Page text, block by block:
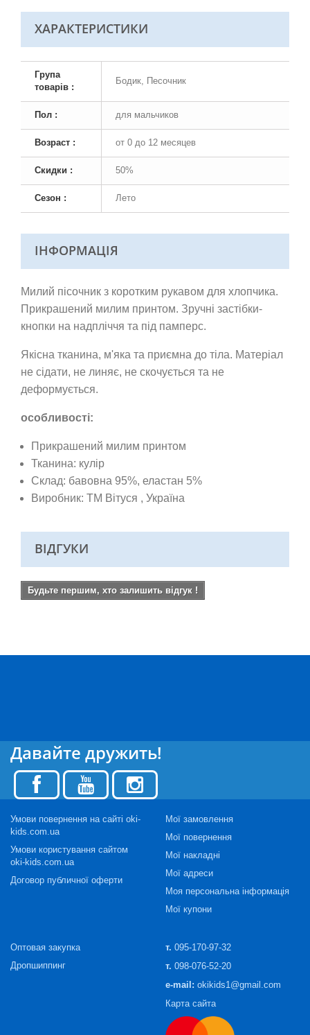
ХАРАКТЕРИСТИКИ
Група
товарів :
Бодик, Песочник
Пол : для мальчиков
Возраст : от 0 до 12 месяцев
Скидки : 50%
Сезон : Лето
ІНФОРМАЦІЯ
Милий пісочник з коротким рукавом для хлопчика.
Прикрашений милим принтом. Зручні застібки-
кнопки на надпліччя та під памперс.
Якісна тканина, м'яка та приємна до тіла. Матеріал
не сідати, не линяє, не скочується та не
деформується.
особливості:
Прикрашений милим принтом
Тканина: кулір
Склад: бавовна 95%, еластан 5%
Виробник: ТМ Вітуся , Україна
ВІДГУКИ
Будьте першим, хто залишить відгук !
Давайте дружить!
Умови повернення на сайті oki-
kids.com.ua
Умови користування сайтом
oki-kids.com.ua
Договор публичної оферти
Мої замовлення
Мої повернення
Мої накладні
Мої адреси
Моя персональна інформація
Мої купони
Оптовая закупка
Дропшиппинг
т. 095-170-97-32
т. 098-076-52-20
e-mail: okikids1@gmail.com
Карта сайта